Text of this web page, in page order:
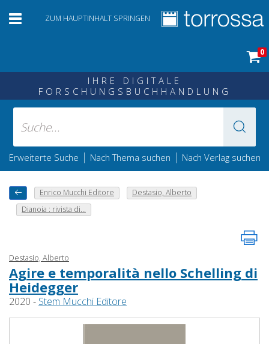
ZUM HAUPTINHALT SPRINGEN
0
IHRE DIGITALE
FORSCHUNGSBUCHHANDLUNG
Erweiterte Suche | Nach Thema suchen | Nach Verlag suchen
Enrico Mucchi Editore
Destasio, Alberto
Dianoia : rivista di...
Destasio, Alberto
Agire e temporalità nello Schelling di
Heidegger
2020 - Stem Mucchi Editore